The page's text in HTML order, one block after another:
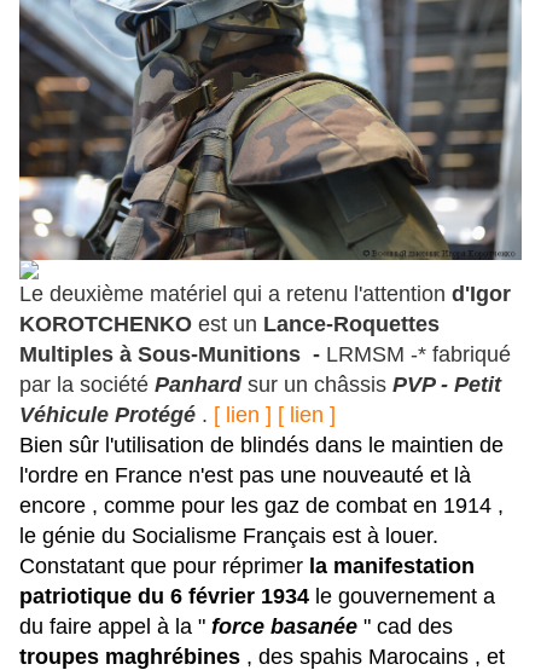
Le deuxième matériel qui a retenu l'attention d'Igor
KOROTCHENKO est un Lance-Roquettes
Multiples à Sous-Munitions - LRMSM -* fabriqué
par la société Panhardsur un châssis PVP - Petit
Véhicule Protégé . [ lien ] [ lien ]
Bien sûr l'utilisation de blindés dans le maintien de
l'ordre en France n'est pas une nouveauté et là
encore , comme pour les gaz de combat en 1914 ,
le génie du Socialisme Français est à louer.
Constatant que pour réprimer la manifestation
patriotique du 6 février 1934 le gouvernement a
du faire appel à la " force basanée " cad des
troupes maghrébines , des spahis Marocains , et